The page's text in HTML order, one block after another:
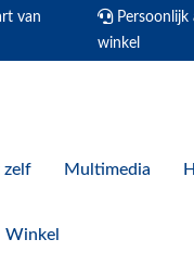
van
Persoonlijk
winkel
zelf Multimedia
Winkel